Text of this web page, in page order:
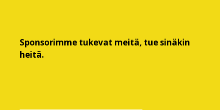
Sponsorimme tukevat meitä, tue sinäkin
heitä.